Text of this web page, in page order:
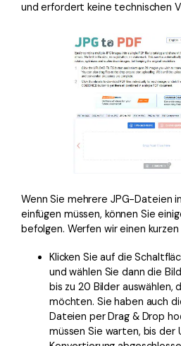
und erfordert keine technischen
Wenn Sie mehrere JPG-Dateien
einfügen müssen, können Sie
befolgen. Werfen wir einen kurzen
Klicken Sie auf die
und wählen Sie dann die
bis zu 20 Bilder auswählen,
möchten. Sie haben auch
Dateien per Drag & Drop
müssen Sie warten, bis der